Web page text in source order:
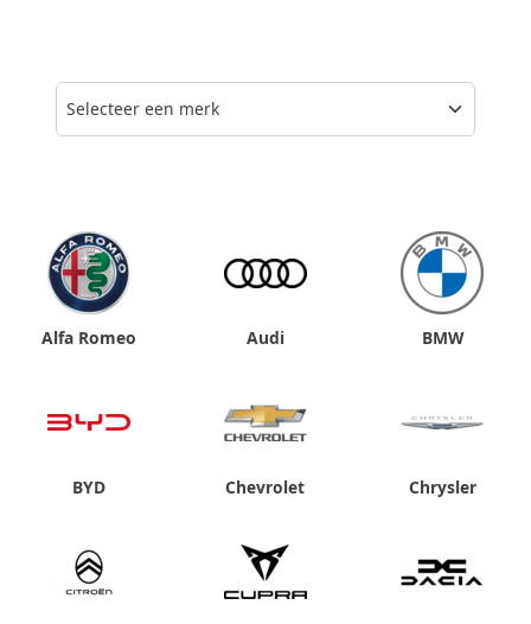
Selecteer een merk
Alfa Romeo Audi BMW
BYD Chevrolet Chrysler